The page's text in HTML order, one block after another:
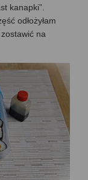
kanapki”.
odłożyłam
na